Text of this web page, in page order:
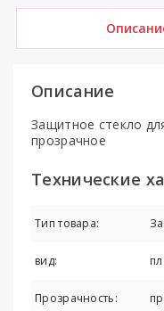
Описание
Защитное стекло
прозрачное
Технические
Тип товара:
вид:
Прозрачность: